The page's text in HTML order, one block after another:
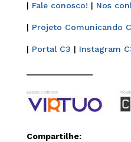
| Fale conosco! | Nos
| Projeto Comunicando
| Portal C3 | Instagram
Compartilhe: